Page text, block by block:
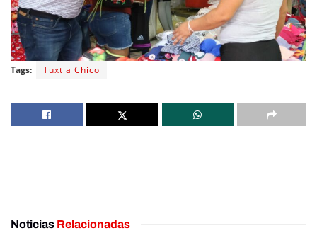
Tags: Tuxtla Chico
Noticias Relacionadas